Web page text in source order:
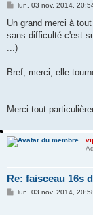
M
s
a
g
e
lun. 03 nov. 2014,
Un grand merci à
sans difficulté c'est
...)
Bref, merci, elle
Merci tout
Re: faisceau 16s
Mlun. 03 nov. 2014,